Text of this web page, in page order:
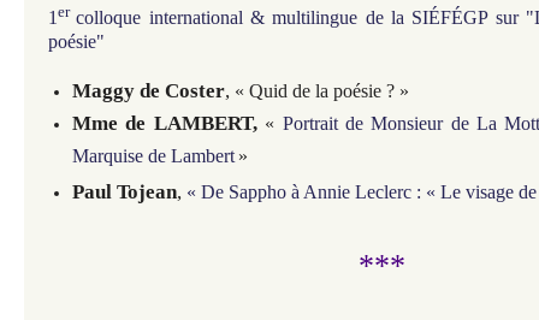
1 er colloque international & multilingue de la SIÉFÉGP sur
poésie"
Maggy de Coster, « Quid de la poésie ? »
Mme de LAMBERT, « Portrait de Monsieur de La
Marquise de Lambert »
Paul Tojean, « De Sappho à Annie Leclerc : « Le visage
***